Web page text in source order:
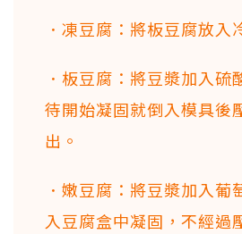
．凍豆腐：將板豆腐放入
．板豆腐：將豆漿加入硫
待開始凝固就倒入模具後
出。
．嫩豆腐：將豆漿加入葡
入豆腐盒中凝固，不經過